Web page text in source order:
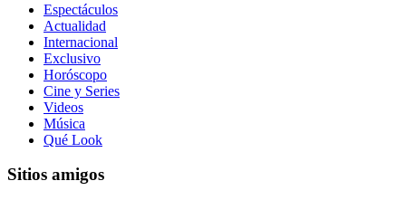
Espectáculos
Actualidad
Internacional
Exclusivo
Horóscopo
Cine y Series
Videos
Música
Qué Look
Sitios amigos